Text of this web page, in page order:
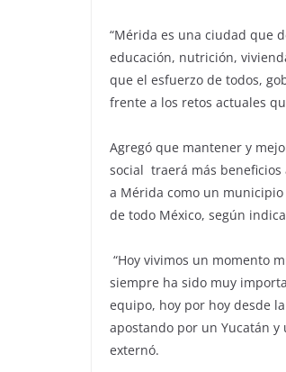
“Mérida es una ciudad que
educación, nutrición,
que el esfuerzo de todos,
frente a los retos actuales
Agregó que mantener y
social traerá más beneficios
a Mérida como un
de todo México, según
“Hoy vivimos un momento
siempre ha sido muy
equipo, hoy por hoy desde
apostando por un Yucatán
externó.